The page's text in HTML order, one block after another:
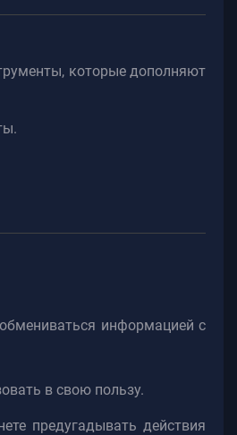
которые дополняют
информацией с
в свою пользу.
предугадывать действия